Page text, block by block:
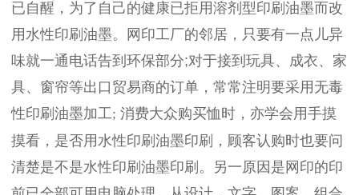
已自醒，为了自己的健康已拒用溶剂型印刷油墨而改
用水性印刷油墨。网印工厂的邻居，只要有一点儿异
味就一通电话告到环保部分;对于接到玩具、成衣、家
具、窗帘等出口贸易商的订单，常常注明要采用无毒
性印刷油墨加工; 消费大众购买恤时，亦学会用手摸
摸看，是否用水性印刷油墨印刷，顾客认购时也要问
清楚是不是水性印刷油墨印刷。另一原因是网印的印